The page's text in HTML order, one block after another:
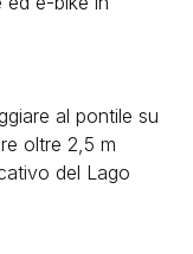
al pontile su
oltre 2,5 m
del Lago